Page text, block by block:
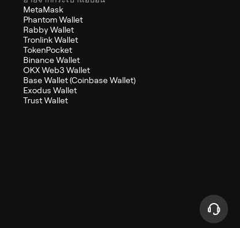
MetaMask
Phantom Wallet
Rabby Wallet
Tronlink Wallet
TokenPocket
Binance Wallet
OKX Web3 Wallet
Base Wallet (Coinbase Wallet)
Exodus Wallet
Trust Wallet